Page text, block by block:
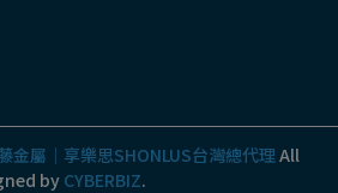
金屬│享樂思SHONLUS台灣總代理All
by CYBERBIZ.